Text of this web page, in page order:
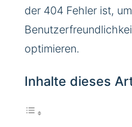
der 404 Fehler ist,
optimieren.
Inhalte dieses